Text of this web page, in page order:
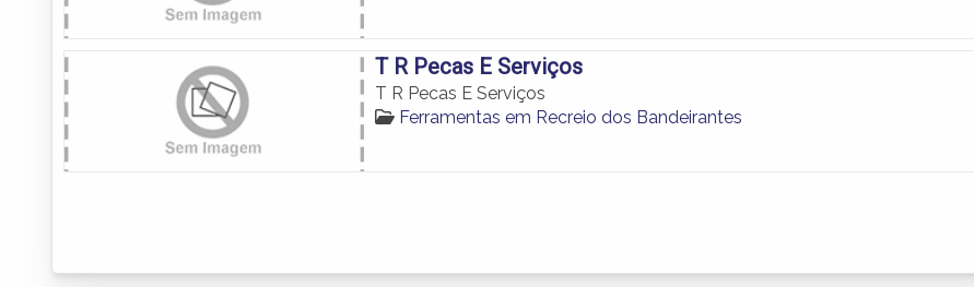
T R Pecas E Serviços
T R Pecas E Serviços
Ferramentas em Recreio dos Bandeirantes